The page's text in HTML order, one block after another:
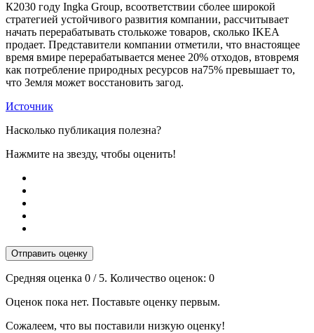
К2030 году Ingka Group, всоответствии сболее широкой
стратегией устойчивого развития компании, рассчитывает
начать перерабатывать столькоже товаров, сколько IKEA
продает. Представители компании отметили, что внастоящее
время вмире перерабатывается менее 20% отходов, втовремя
как потребление природных ресурсов на75% превышает то,
что Земля может восстановить загод.
Источник
Насколько публикация полезна?
Нажмите на звезду, чтобы оценить!
Отправить оценку
Средняя оценка 0 / 5. Количество оценок: 0
Оценок пока нет. Поставьте оценку первым.
Сожалеем, что вы поставили низкую оценку!